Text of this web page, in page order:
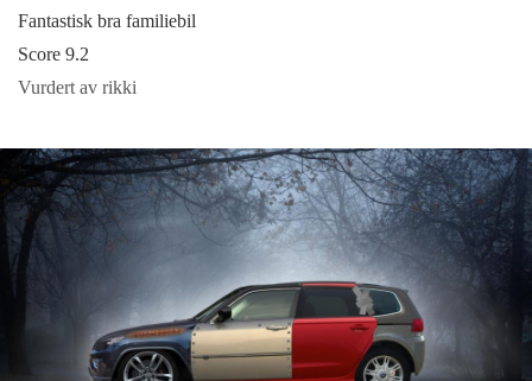
Fantastisk bra familiebil
Score 9.2
Vurdert av rikki